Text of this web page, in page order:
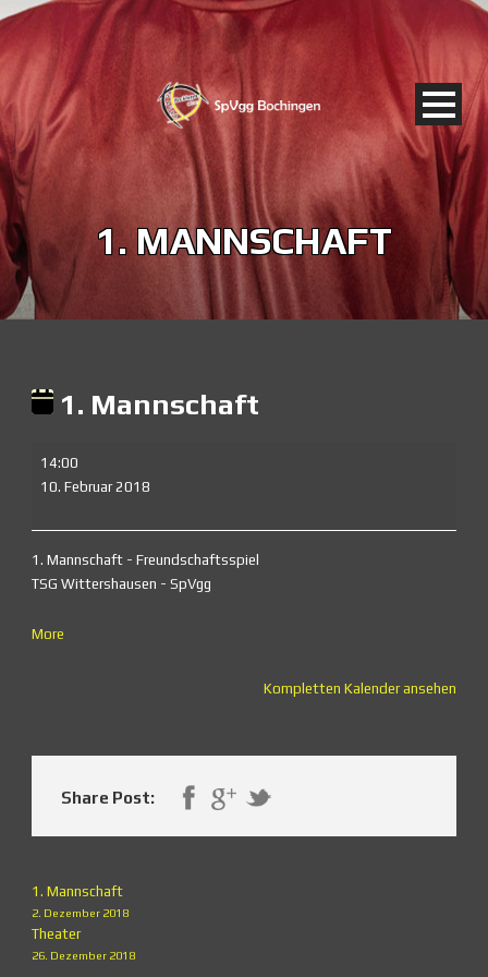
1. MANNSCHAFT
1. Mannschaft
14:00
10. Februar 2018
1. Mannschaft - Freundschaftsspiel
TSG Wittershausen - SpVgg
More
Kompletten Kalender ansehen
Share Post:
1. Mannschaft
2. Dezember 2018
Theater
26. Dezember 2018